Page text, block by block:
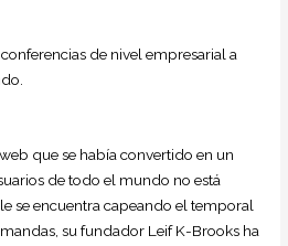
de nivel empresarial a
que se había convertido en un
de todo el mundo no está
se encuentra capeando el temporal
su fundador Leif K-Brooks ha